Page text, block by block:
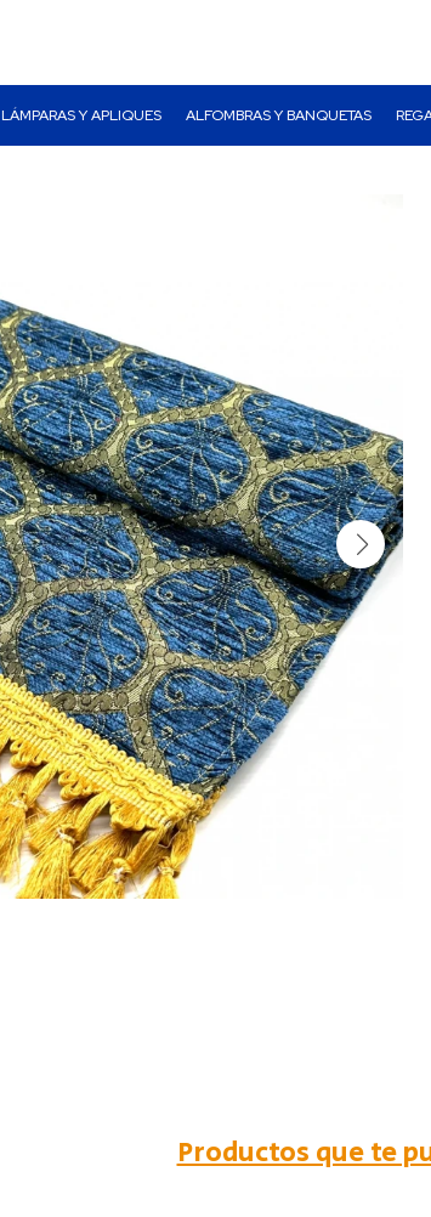
LÁMPARAS Y APLIQUES ALFOMBRAS Y BANQUETAS
Productos que te